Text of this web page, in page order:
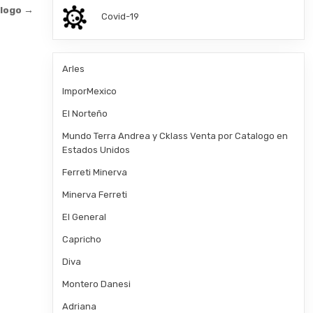
→
Covid-19
Arles
ImporMexico
El Norteño
Mundo Terra Andrea y Cklass Venta por Catalogo en
Estados Unidos
Ferreti Minerva
Minerva Ferreti
El General
Capricho
Diva
Montero Danesi
Adriana